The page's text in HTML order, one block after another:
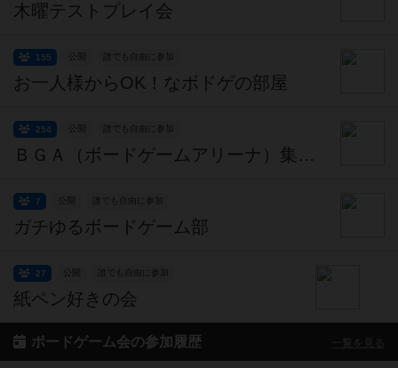
木曜テストプレイ会
お一人様からOK！なボドゲの部屋
公開 誰でも自由に参加
155
ＢＧＡ（ボードゲームアリーナ）集いの会
公開 誰でも自由に参加
254
ガチゆるボードゲーム部
公開 誰でも自由に参加
7
紙ペン好きの会
公開 誰でも自由に参加
27
ボードゲーム会の参加履歴